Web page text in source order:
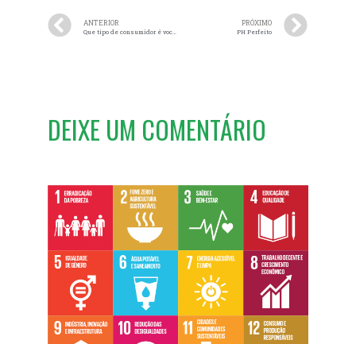
ANTERIOR
Que tipo de consumidor é você?
PRÓXIMO
PH Perfeito
DEIXE UM COMENTÁRIO